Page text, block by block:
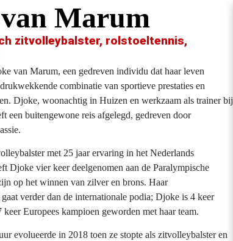
Marum
zitvolleybalster, rolstoeltennis,
van Marum, een gedreven individu dat haar leven
combinatievan sportieve prestaties en
. Djoke, woonachtigin Huizen en werkzaam alstrainerbij
een buitengewonereis afgelegd, gedreven door
.
met 25 jaar ervaring in het Nederlands
Djoke vier keer deelgenomen aan de Paralympische
op het winnen van zilver en brons. Haar
verder dan de internationale podia; Djoke is 4 keer
Europees kampioen geworden met haar team.
evolueerde in 2018 toen ze stopte als zitvolleybalster en